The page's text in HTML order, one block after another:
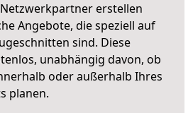
erstellen
Angebote, die speziell auf
sind. Diese
unabhängig davon, ob
oder außerhalb Ihres
planen.